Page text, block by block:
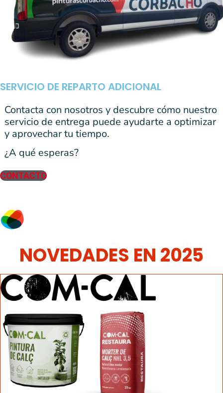
SERVICIO DE REPARTO ADICIONAL
Contacta con nosotros y descubre cómo nuestro
servicio de entrega puede ayudarte a optimizar
y aprovechar tu tiempo.
¿A qué esperas?
CONTACTO
NOVEDADES EN 2025